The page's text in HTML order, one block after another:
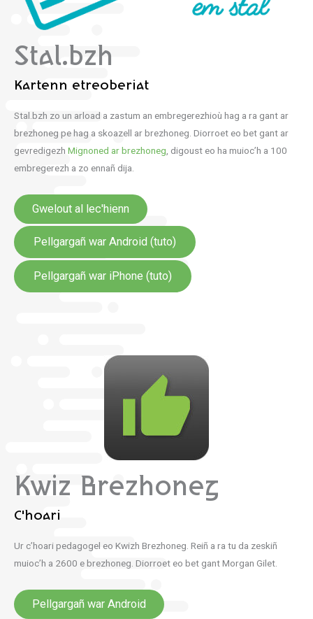
Stal.bzh
Kartenn etreoberiat
Stal.bzh zo un arload a zastum an embregerezhioù hag a ra gant ar
brezhoneg pe hag a skoazell ar brezhoneg. Diorroet eo bet gant ar
gevredigezh Mignoned ar brezhoneg, digoust eo ha muioc’h a 100
embregerezh a zo ennañ dija.
Gwelout al lec'hienn
Pellgargañ war Android (tuto)
Pellgargañ war iPhone (tuto)
Kwiz Brezhoneg
C'hoari
Ur c’hoari pedagogel eo Kwizh Brezhoneg. Reiñ a ra tu da zeskiñ
muioc’h a 2600 e brezhoneg. Diorroet eo bet gant Morgan Gilet.
Pellgargañ war Android